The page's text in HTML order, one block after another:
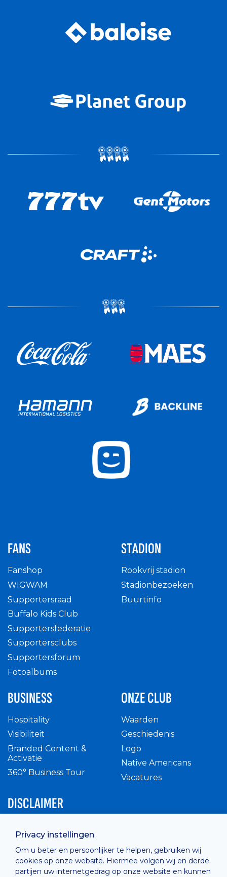
Privacy instellingen
Om u beter en persoonlijker te helpen, gebruiken wij
cookies op onze website. Hiermee volgen wij en derde
partijen uw internetgedrag op onze website en kunnen
FANS
Fanshop
WIGWAM
Supportersraad
Buffalo Kids Club
Supportersfederatie
Supportersclubs
Supportersforum
Fotoalbums
STADION
Rookvrij stadion
Stadionbezoeken
Buurtinfo
BUSINESS
Hospitality
Visibiliteit
Branded Content &
Activatie
360° Business Tour
ONZE CLUB
Waarden
Geschiedenis
Logo
Native Americans
Vacatures
DISCLAIMER
Privacy Policy
Cashless
verkoopsvoorwaarden